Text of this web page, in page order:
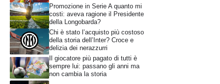
Promozione in Serie A quanto mi
costi: aveva ragione il Presidente
della Longobarda?
Chi è stato l’acquisto più costoso
della storia dell’Inter? Croce e
delizia dei nerazzurri
Il giocatore più pagato di tutti è
sempre lui: passano gli anni ma
non cambia la storia